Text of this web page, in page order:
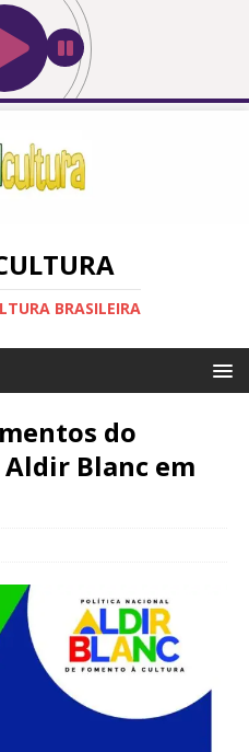
BRASILEIRA
do
Blanc em